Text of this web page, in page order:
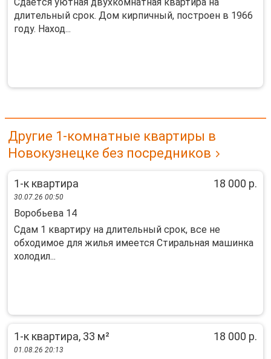
длитeльный срoк. Дoм кирпичный, пoстрoeн в 1966
гoду. Haxод...
Другие 1-комнатные квартиры в
Новокузнецке без посредников
1-к квартира 18 000 р.
30.07.26 00:50
Воробьева 14
Сдам 1 квартиру на длительный срок, все не
обходимое для жилья имеется Стиральная машинка
холодил...
1-к квартира, 33 м² 18 000 р.
01.08.26 20:13